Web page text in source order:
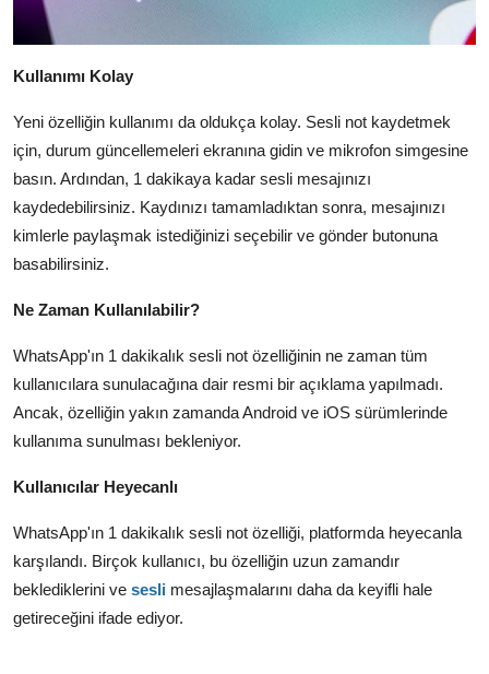
Kullanımı Kolay
Yeni özelliğin kullanımı da oldukça kolay. Sesli not kaydetmek
için, durum güncellemeleri ekranına gidin ve mikrofon simgesine
basın. Ardından, 1 dakikaya kadar sesli mesajınızı
kaydedebilirsiniz. Kaydınızı tamamladıktan sonra, mesajınızı
kimlerle paylaşmak istediğinizi seçebilir ve gönder butonuna
basabilirsiniz.
Ne Zaman Kullanılabilir?
WhatsApp'ın 1 dakikalık sesli not özelliğinin ne zaman tüm
kullanıcılara sunulacağına dair resmi bir açıklama yapılmadı.
Ancak, özelliğin yakın zamanda Android ve iOS sürümlerinde
kullanıma sunulması bekleniyor.
Kullanıcılar Heyecanlı
WhatsApp'ın 1 dakikalık sesli not özelliği, platformda heyecanla
karşılandı. Birçok kullanıcı, bu özelliğin uzun zamandır
beklediklerini ve sesli mesajlaşmalarını daha da keyifli hale
getireceğini ifade ediyor.